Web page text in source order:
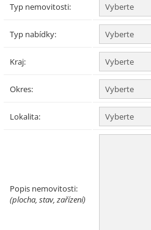
Typ nemovitosti:
Typ nabídky:
Kraj:
Okres:
Lokalita:
Popis nemovitosti:
(plocha, stav, zařízení)